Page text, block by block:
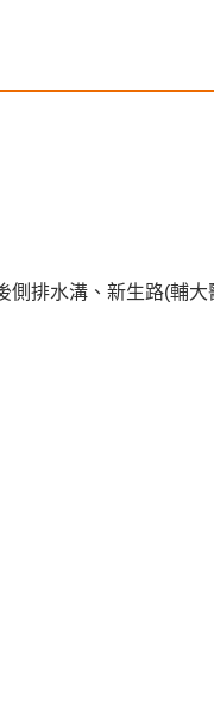
排水溝、新生路(輔大